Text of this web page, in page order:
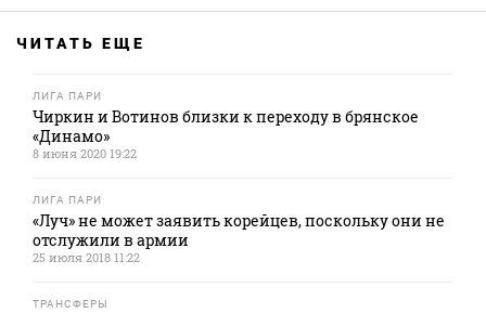
ЧИТАТЬ ЕЩЕ
ЛИГА ПАРИ
Чиркин и Вотинов близки к переходу в брянское
«Динамо»
8 июня 2020 19:22
ЛИГА ПАРИ
«Луч» не может заявить корейцев, поскольку они не
отслужили в армии
25 июля 2018 11:22
ТРАНСФЕРЫ